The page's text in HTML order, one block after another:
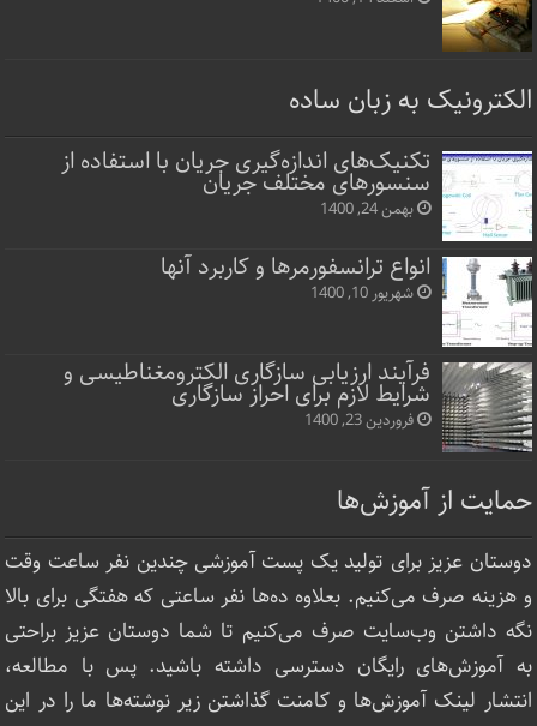
الکترونیک به زبان ساده
تکنیک‌های اندازه‌گیری جریان با استفاده از
سنسورهای مختلف جریان
بهمن 24, 1400
انواع ترانسفورمرها و کاربرد آنها
شهریور 10, 1400
فرآیند ارزیابی سازگاری الکترومغناطیسی و
شرایط لازم برای احراز سازگاری
فروردین 23, 1400
حمایت از آموزش‌ها
دوستان عزیز برای تولید یک پست آموزشی چندین نفر ساعت‌ وقت
و هزینه صرف می‌کنیم. بعلاوه ده‌ها نفر ساعتی که هفتگی برای بالا
نگه داشتن وب‌سایت صرف ‌می‌کنیم تا شما دوستان عزیز براحتی
به آموزش‌های رایگان دسترسی داشته باشید. پس با مطالعه،
انتشار لینک‌ آموزش‌ها و کامنت گذاشتن زیر نوشته‌‌ها ما را در این